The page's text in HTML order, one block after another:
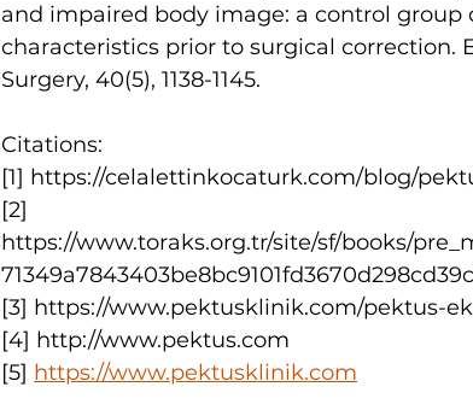
and impaired body image: a control group
characteristics prior to surgical correction.
Surgery, 40(5), 1138-1145.
Citations:
[1] https://celalettinkocaturk.com/blog/
[2]
https://www.toraks.org.tr/site/sf/books/
[3] https://www.pektusklinik.com/pektus-
[4] http://www.pektus.com
[5] https://www.pektusklinik.com